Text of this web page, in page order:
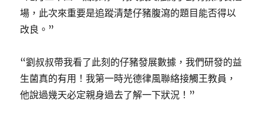
場，此次來重要是追蹤清楚仔豬腹瀉的題目能否得以
改良。”
“劉叔叔帶我看了此刻的仔豬發展數據，我們研發的益
生菌真的有用！我第一時光德律風聯絡接觸王教員，
他說過幾天必定親身過去了解一下狀況！”